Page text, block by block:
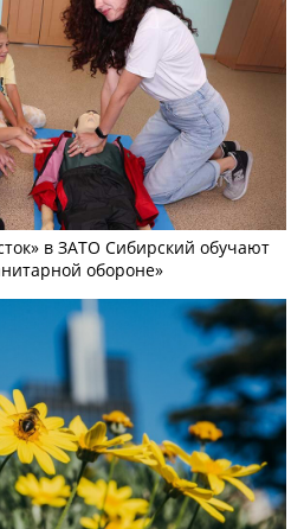
в ЗАТО Сибирский обучают
обороне»